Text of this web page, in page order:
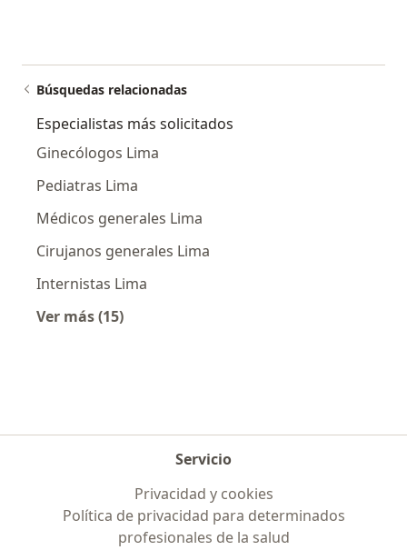
Búsquedas relacionadas
Especialistas más solicitados
Ginecólogos Lima
Pediatras Lima
Médicos generales Lima
Cirujanos generales Lima
Internistas Lima
Ver más (15)
Servicio
Privacidad y cookies
Política de privacidad para determinados
profesionales de la salud